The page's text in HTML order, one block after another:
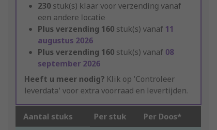
230 stuk(s) klaar voor verzending vanaf
een andere locatie
Plus verzending 160 stuk(s) vanaf 11
augustus 2026
Plus verzending 160 stuk(s) vanaf 08
september 2026
Heeft u meer nodig? Klik op 'Controleer
leverdata' voor extra voorraad en levertijden.
Aantal stuks Per stuk Per Doos*